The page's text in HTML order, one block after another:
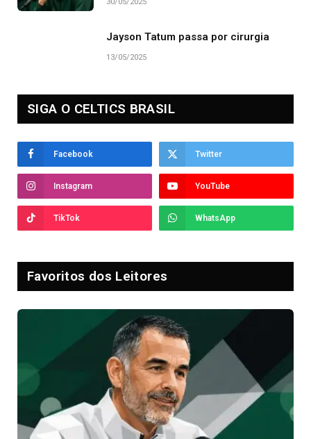
Jayson Tatum passa por cirurgia
13/05/2025
SIGA O CELTICS BRASIL
Facebook Twitter
Instagram YouTube
TikTok WhatsApp
Favoritos dos Leitores